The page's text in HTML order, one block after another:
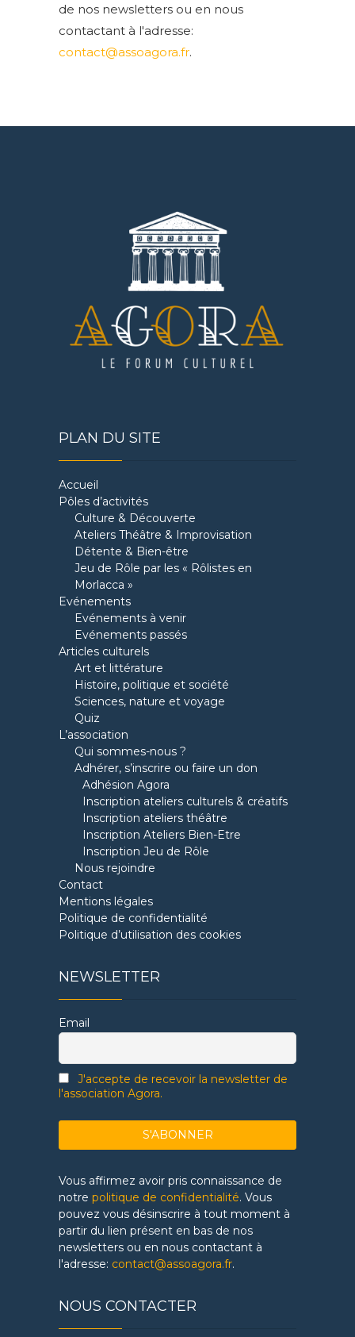
de nos newsletters ou en nous
contactant à l'adresse:
contact@assoagora.fr.
PLAN DU SITE
Accueil
Pôles d’activités
Culture & Découverte
Ateliers Théâtre & Improvisation
Détente & Bien-être
Jeu de Rôle par les « Rôlistes en
Morlacca »
Evénements
Evénements à venir
Evénements passés
Articles culturels
Art et littérature
Histoire, politique et société
Sciences, nature et voyage
Quiz
L’association
Qui sommes-nous ?
Adhérer, s’inscrire ou faire un don
Adhésion Agora
Inscription ateliers culturels & créatifs
Inscription ateliers théâtre
Inscription Ateliers Bien-Etre
Inscription Jeu de Rôle
Nous rejoindre
Contact
Mentions légales
Politique de confidentialité
Politique d’utilisation des cookies
NEWSLETTER
Email
J'accepte de recevoir la newsletter de
l'association Agora.
Vous affirmez avoir pris connaissance de
notre politique de confidentialité. Vous
pouvez vous désinscrire à tout moment à
partir du lien présent en bas de nos
newsletters ou en nous contactant à
l'adresse: contact@assoagora.fr.
NOUS CONTACTER